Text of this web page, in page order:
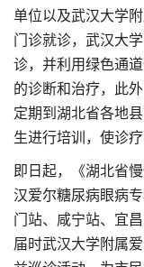
单位以及武汉大学
门诊就诊，武汉大
诊，并利用绿色通
的诊断和治疗，此
定期到湖北省各地
生进行培训，使诊
即日起，《湖北省
汉爱尔糖尿病眼病
门站、咸宁站、宜
届时武汉大学附属